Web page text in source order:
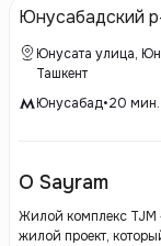
Юнусабадский
Юнусата улица,
Ташкент
Юнусабад•20 мин.
О Sayram
Жилой комплекс TJM «Sayram»
жилой проект,